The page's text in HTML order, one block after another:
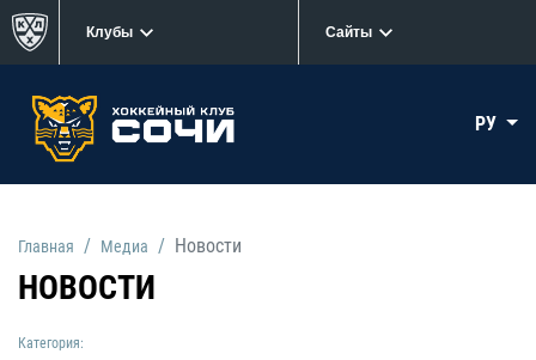
Клубы Сайты
РУ
Главная Медиа Новости
НОВОСТИ
Категория: